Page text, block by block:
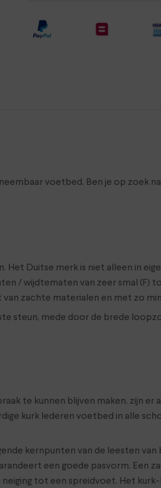
voetbed. Ben je op zoek
Duitse merk is niet alleen in
/ wijdtematen van zeer smal (F)
zachte materialen en met zo
steun, mede door de brede
te kunnen blijven maken, zijn er
kurk lederen voetbed in alle
kernpunten van de leesten
een goede pasvorm. Een
tot een spreidvoet. Het